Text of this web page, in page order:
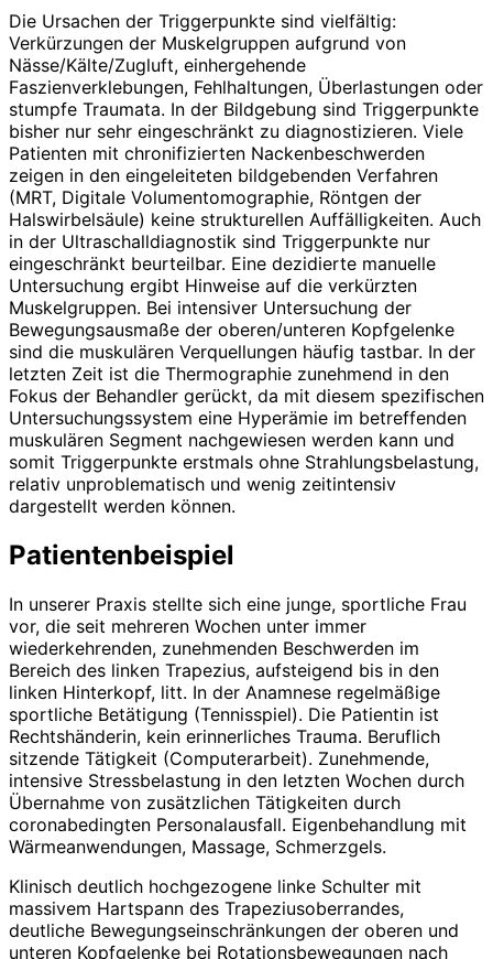
Die Ursachen der Triggerpunkte sind vielfältig:
Verkürzungen der Muskelgruppen aufgrund von
Nässe/Kälte/Zugluft, einhergehende
Faszienverklebungen, Fehlhaltungen, Überlastungen oder
stumpfe Traumata. In der Bildgebung sind Triggerpunkte
bisher nur sehr eingeschränkt zu diagnostizieren. Viele
Patienten mit chronifizierten Nackenbeschwerden
zeigen in den eingeleiteten bildgebenden Verfahren
(MRT, Digitale Volumentomographie, Röntgen der
Halswirbelsäule) keine strukturellen Auffälligkeiten. Auch
in der Ultraschalldiagnostik sind Triggerpunkte nur
eingeschränkt beurteilbar. Eine dezidierte manuelle
Untersuchung ergibt Hinweise auf die verkürzten
Muskelgruppen. Bei intensiver Untersuchung der
Bewegungsausmaße der oberen/unteren Kopfgelenke
sind die muskulären Verquellungen häufig tastbar. In der
letzten Zeit ist die Thermographie zunehmend in den
Fokus der Behandler gerückt, da mit diesem spezifischen
Untersuchungssystem eine Hyperämie im betreffenden
muskulären Segment nachgewiesen werden kann und
somit Triggerpunkte erstmals ohne Strahlungsbelastung,
relativ unproblematisch und wenig zeitintensiv
dargestellt werden können.
Patientenbeispiel
In unserer Praxis stellte sich eine junge, sportliche Frau
vor, die seit mehreren Wochen unter immer
wiederkehrenden, zunehmenden Beschwerden im
Bereich des linken Trapezius, aufsteigend bis in den
linken Hinterkopf, litt. In der Anamnese regelmäßige
sportliche Betätigung (Tennisspiel). Die Patientin ist
Rechtshänderin, kein erinnerliches Trauma. Beruflich
sitzende Tätigkeit (Computerarbeit). Zunehmende,
intensive Stressbelastung in den letzten Wochen durch
Übernahme von zusätzlichen Tätigkeiten durch
coronabedingten Personalausfall. Eigenbehandlung mit
Wärmeanwendungen, Massage, Schmerzgels.
Klinisch deutlich hochgezogene linke Schulter mit
massivem Hartspann des Trapeziusoberrandes,
deutliche Bewegungseinschränkungen der oberen und
unteren Kopfgelenke bei Rotationsbewegungen nach